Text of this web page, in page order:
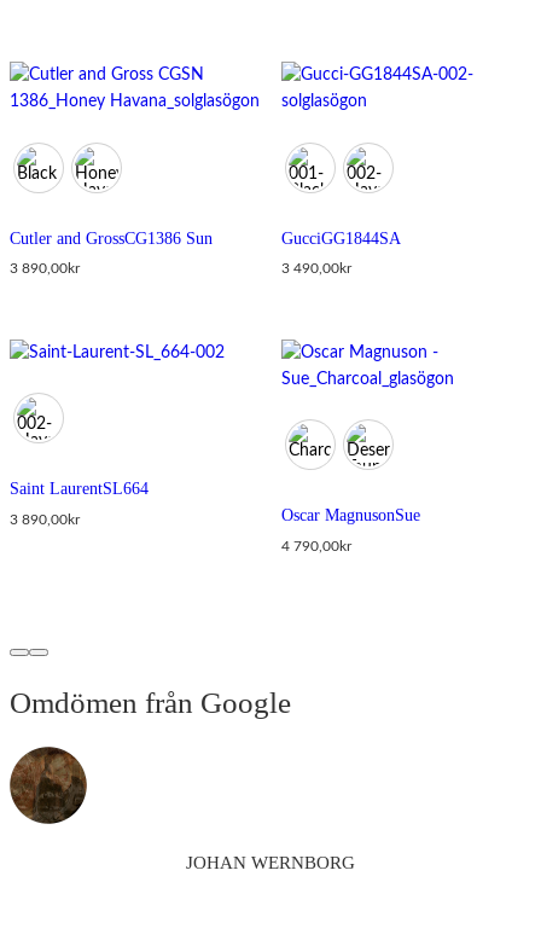
Cutler and GrossCG1386 Sun
3 890,00kr
GucciGG1844SA
3 490,00kr
Saint LaurentSL664
3 890,00kr Oscar MagnusonSue
4 790,00kr
Omdömen från Google
JOHAN WERNBORG